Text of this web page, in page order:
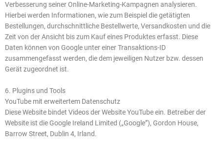
Verbesserung seiner Online-Marketing-Kampagnen analysieren.
Hierbei werden Informationen, wie zum Beispiel die getätigten
Bestellungen, durchschnittliche Bestellwerte, Versandkosten und die
Zeit von der Ansicht bis zum Kauf eines Produktes erfasst. Diese
Daten können von Google unter einer Transaktions-ID
zusammengefasst werden, die dem jeweiligen Nutzer bzw. dessen
Gerät zugeordnet ist.
6. Plugins und Tools
YouTube mit erweitertem Datenschutz
Diese Website bindet Videos der Website YouTube ein. Betreiber der
Website ist die Google Ireland Limited („Google”), Gordon House,
Barrow Street, Dublin 4, Irland.